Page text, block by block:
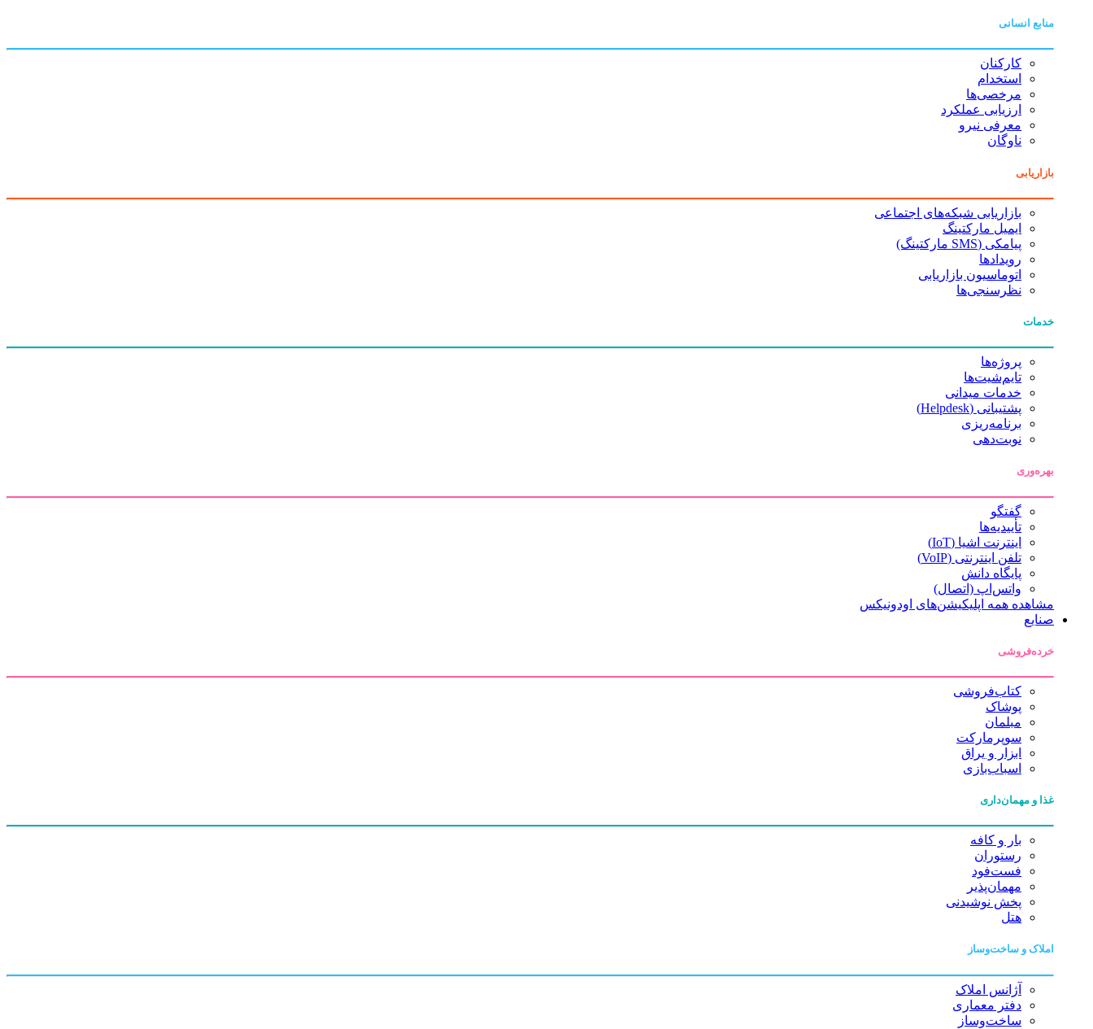
منابع انسانی
کارکنان
استخدام
مرخصی‌ها
ارزیابی عملکرد
معرفی نیرو
ناوگان
بازاریابی
بازاریابی شبکه‌های اجتماعی
ایمیل مارکتینگ
پیامکی (SMS مارکتینگ)
رویدادها
اتوماسیون بازاریابی
نظرسنجی‌ها
خدمات
پروژه‌ها
تایم‌شیت‌ها
خدمات میدانی
پشتیبانی (Helpdesk)
برنامه‌ریزی
نوبت‌دهی
بهره‌وری
گفتگو
تأییدیه‌ها
اینترنت اشیا (IoT)
تلفن اینترنتی (VoIP)
پایگاه دانش
واتس‌اپ (اتصال)
مشاهده همه اپلیکیشن‌های اودونیکس
صنایع
خرده‌فروشی
کتاب‌فروشی
پوشاک
مبلمان
سوپرمارکت
ابزار و یراق
اسباب‌بازی
غذا و مهمان‌داری
بار و کافه
رستوران
فست‌فود
مهمان‌پذیر
پخش نوشیدنی
هتل
املاک و ساخت‌وساز
آژانس املاک
دفتر معماری
ساخت‌وساز